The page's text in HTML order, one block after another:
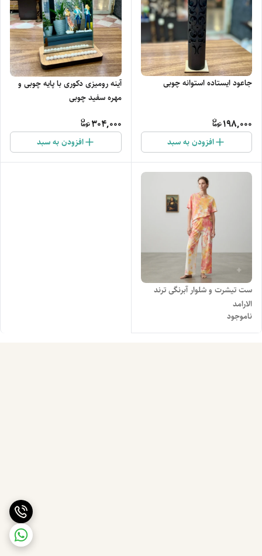
جاعود ایستاده استوانه چوبی
198,000
افزودن به سبد
آینه رومیزی دکوری با پایه چوبی و
مهره سفید چوبی
304,000
افزودن به سبد
ست تیشرت و شلوار آبرنگی ترند
الارامد
ناموجود